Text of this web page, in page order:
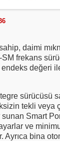
daimi
frekans
değeri
sürücüsü
tekli veya
Smart
ve
Ayrıca bina